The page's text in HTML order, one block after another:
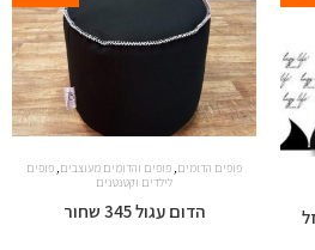
פופים הדומים פופים והדומים מעוצבים פופים
לילדים וקטנטנים
הדום עגול 345 שחור